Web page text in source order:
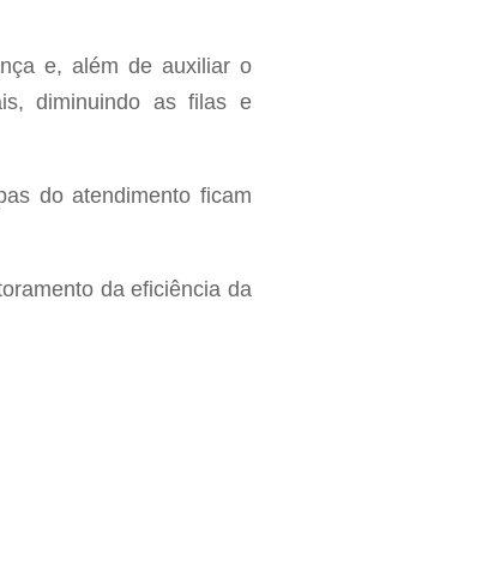
e, além de auxiliar o
diminuindo as filas e
do atendimento ficam
da eficiência da